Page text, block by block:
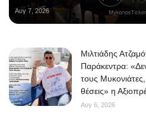
Αυγ 7, 2026
Μιλτιάδης
Παράκεντρα:
τους
θέσεις» η
Αυγ 6, 2026